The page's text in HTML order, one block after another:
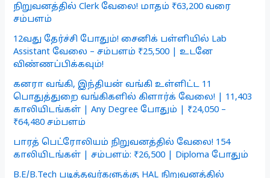
நிறுவனத்தில் Clerk வேலை! மாதம் ₹63,200 வரை
சம்பளம்
12வது தேர்ச்சி போதும்! சைனிக் பள்ளியில் Lab
Assistant வேலை – சம்பளம் ₹25,500 | உடனே
விண்ணப்பிக்கவும்!
கனரா வங்கி, இந்தியன் வங்கி உள்ளிட்ட 11
பொதுத்துறை வங்கிகளில் கிளார்க் வேலை! | 11,403
காலியிடங்கள் | Any Degree போதும் | ₹24,050 –
₹64,480 சம்பளம்
பாரத் பெட்ரோலியம் நிறுவனத்தில் வேலை! 154
காலியிடங்கள் | சம்பளம்: ₹26,500 | Diploma போதும்
B.E/B.Tech படித்தவர்களுக்கு HAL நிறுவனத்தில்